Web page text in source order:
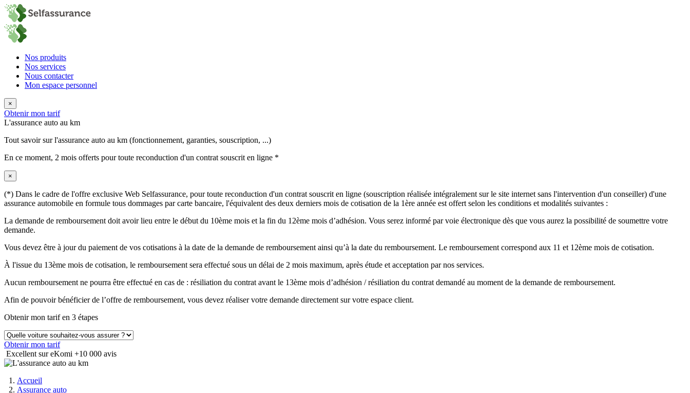
Nos produits
Nos services
Nous contacter
Mon espace personnel
×
Obtenir mon tarif
L'assurance auto au km
Tout savoir sur l'assurance auto au km (fonctionnement, garanties, souscription, ...)
En ce moment, 2 mois offerts pour toute reconduction d'un contrat souscrit en ligne *
×
(*) Dans le cadre de l'offre exclusive Web Selfassurance, pour toute reconduction d'un contrat souscrit en ligne (souscription réalisée intégralement sur le site internet sans l'intervention d'un conseiller) d'une
assurance automobile en formule tous dommages par carte bancaire, l'équivalent des deux derniers mois de cotisation de la 1ère année est offert selon les conditions et modalités suivantes :
La demande de remboursement doit avoir lieu entre le début du 10ème mois et la fin du 12ème mois d’adhésion. Vous serez informé par voie électronique dès que vous aurez la possibilité de soumettre votre
demande.
Vous devez être à jour du paiement de vos cotisations à la date de la demande de remboursement ainsi qu’à la date du remboursement. Le remboursement correspond aux 11 et 12ème mois de cotisation.
À l'issue du 13ème mois de cotisation, le remboursement sera effectué sous un délai de 2 mois maximum, après étude et acceptation par nos services.
Aucun remboursement ne pourra être effectué en cas de : résiliation du contrat avant le 13ème mois d’adhésion / résiliation du contrat demandé au moment de la demande de remboursement.
Afin de pouvoir bénéficier de l’offre de remboursement, vous devez réaliser votre demande directement sur votre espace client.
Obtenir mon tarif en 3 étapes
Obtenir mon tarif
Excellent sur eKomi +10 000 avis
Accueil
Assurance auto